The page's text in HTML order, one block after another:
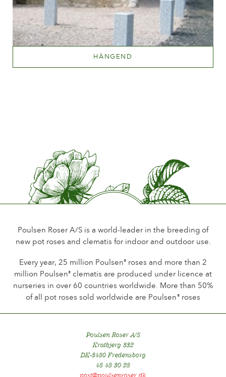
HÄNGEND
Poulsen Roser A/S is a world-leader in the breeding of
new pot roses and clematis for indoor and outdoor use.
Every year, 25 million Poulsen® roses and more than 2
million Poulsen® clematis are produced under licence at
nurseries in over 60 countries worldwide. More than 50%
of all pot roses sold worldwide are Poulsen®roses
Poulsen Roser A/S
Kratbjerg 332
DK-3480 Fredensborg
48 48 30 28
post@poulsenroser.dk